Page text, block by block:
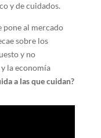
y de cuidados.
pone al mercado
sobre los
y no
la economía
a las que cuidan?